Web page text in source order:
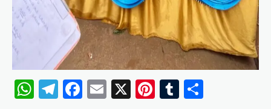
WhatsApp
Telegram
Facebook
Email
X Pinterest
Tumblr